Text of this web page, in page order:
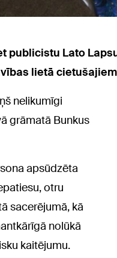
publicistu Lato
lietā
nelikumīgi
grāmatā Bunkus
apsūdzēta
otru
sacerējumā, kā
nolūkā
kaitējumu.